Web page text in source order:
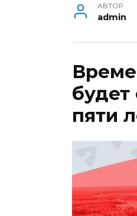
АВТОР
admin
пяти